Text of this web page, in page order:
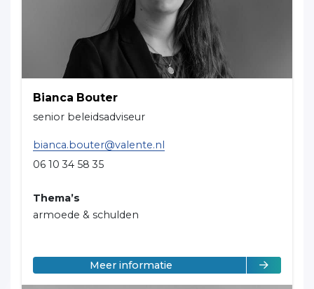
Bianca Bouter
senior beleidsadviseur
bianca.bouter@valente.nl
06 10 34 58 35
Thema’s
armoede & schulden
Meer informatieover Bianca Bouter